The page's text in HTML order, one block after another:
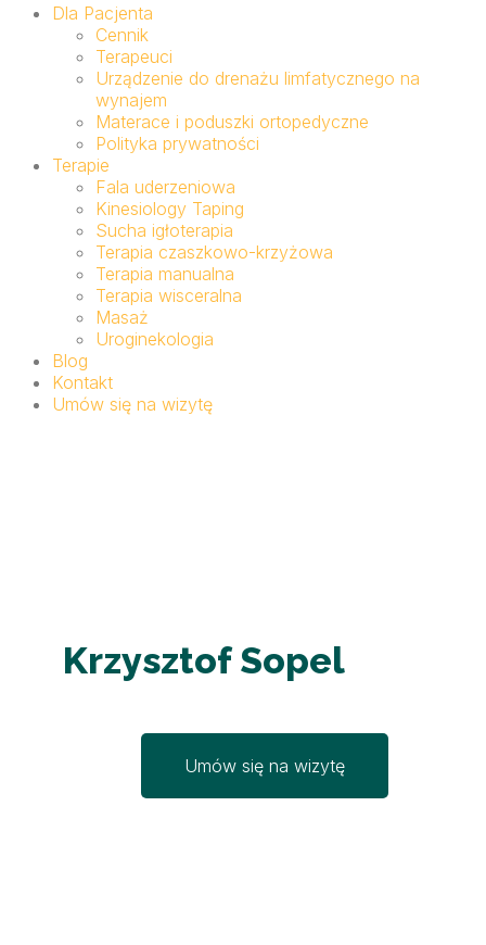
Dla Pacjenta
Cennik
Terapeuci
Urządzenie do drenażu limfatycznego na
wynajem
Materace i poduszki ortopedyczne
Polityka prywatności
Terapie
Fala uderzeniowa
Kinesiology Taping
Sucha igłoterapia
Terapia czaszkowo-krzyżowa
Terapia manualna
Terapia wisceralna
Masaż
Uroginekologia
Blog
Kontakt
Umów się na wizytę
Krzysztof Sopel
Umów się na wizytę